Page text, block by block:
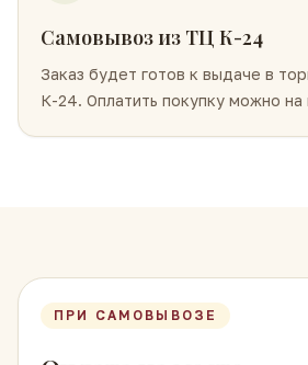
Самовывоз из ТЦ К-24
Заказ будет готов к выдаче в
К-24. Оплатить покупку можно на
ПРИ САМОВЫВОЗЕ